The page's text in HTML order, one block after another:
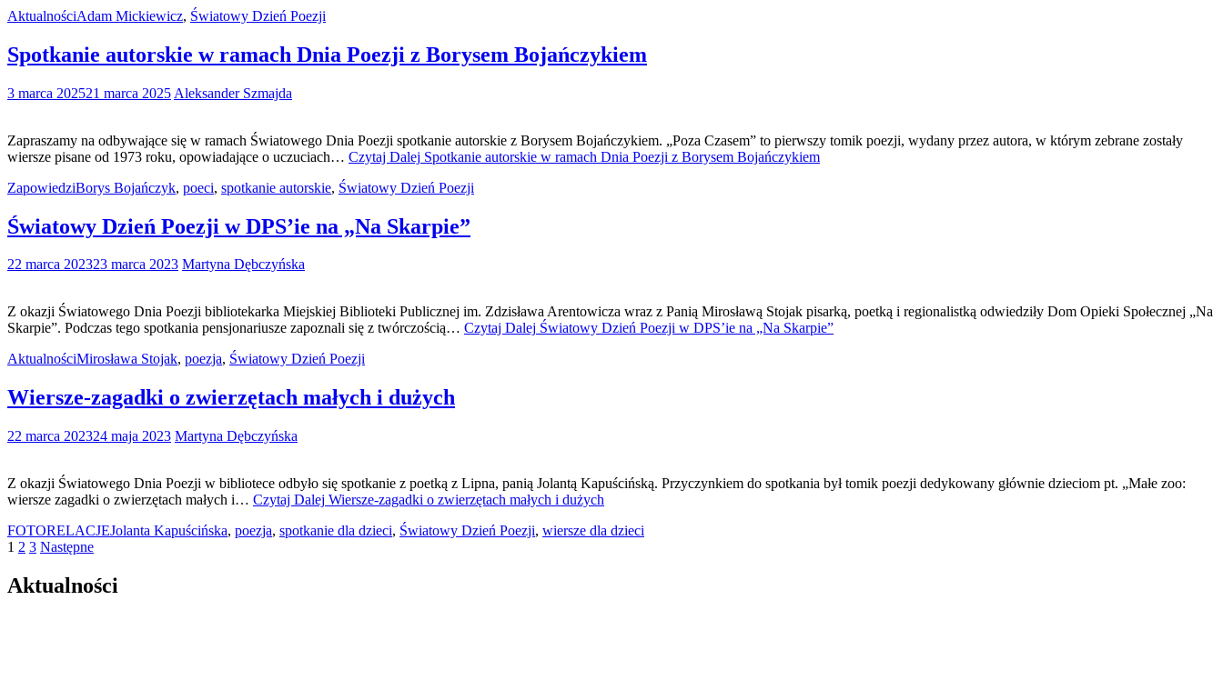
AktualnościAdam Mickiewicz, Światowy Dzień Poezji
Spotkanie autorskie w ramach Dnia Poezji z Borysem Bojańczykiem
3 marca 202521 marca 2025 Aleksander Szmajda
Zapraszamy na odbywające się w ramach Światowego Dnia Poezji spotkanie autorskie z Borysem Bojańczykiem. „Poza Czasem” to pierwszy tomik poezji, wydany przez autora, w którym zebrane zostały
wiersze pisane od 1973 roku, opowiadające o uczuciach… Czytaj Dalej Spotkanie autorskie w ramach Dnia Poezji z Borysem Bojańczykiem
ZapowiedziBorys Bojańczyk, poeci, spotkanie autorskie, Światowy Dzień Poezji
Światowy Dzień Poezji w DPS’ie na „Na Skarpie”
22 marca 202323 marca 2023 Martyna Dębczyńska
Z okazji Światowego Dnia Poezji bibliotekarka Miejskiej Biblioteki Publicznej im. Zdzisława Arentowicza wraz z Panią Mirosławą Stojak pisarką, poetką i regionalistką odwiedziły Dom Opieki Społecznej „Na
Skarpie”. Podczas tego spotkania pensjonariusze zapoznali się z twórczością… Czytaj Dalej Światowy Dzień Poezji w DPS’ie na „Na Skarpie”
AktualnościMirosława Stojak, poezja, Światowy Dzień Poezji
Wiersze-zagadki o zwierzętach małych i dużych
22 marca 202324 maja 2023 Martyna Dębczyńska
Z okazji Światowego Dnia Poezji w bibliotece odbyło się spotkanie z poetką z Lipna, panią Jolantą Kapuścińską. Przyczynkiem do spotkania był tomik poezji dedykowany głównie dzieciom pt. „Małe zoo:
wiersze zagadki o zwierzętach małych i… Czytaj Dalej Wiersze-zagadki o zwierzętach małych i dużych
FOTORELACJEJolanta Kapuścińska, poezja, spotkanie dla dzieci, Światowy Dzień Poezji, wiersze dla dzieci
Stronicowanie
wpisów
1 2 3 Następne
Aktualności